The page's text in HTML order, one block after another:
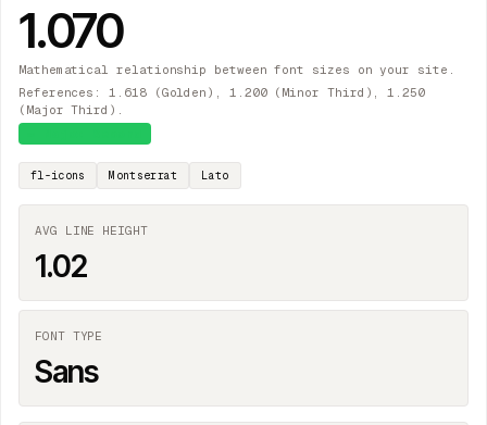
1.070
Mathematical relationship between font sizes on your site.
References: 1.618 (Golden), 1.200 (Minor Third), 1.250
(Major Third).
fl-icons Montserrat Lato
AVG LINE HEIGHT
1.02
FONT TYPE
Sans